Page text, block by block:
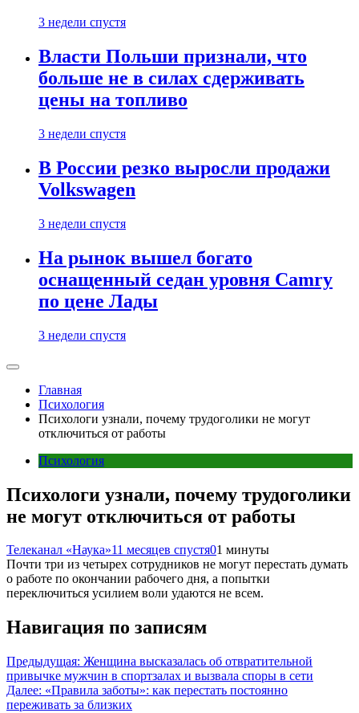
3 недели спустя
Власти Польши признали, что
больше не в силах сдерживать
цены на топливо
3 недели спустя
В России резко выросли продажи
Volkswagen
3 недели спустя
На рынок вышел богато
оснащенный седан уровня Camry
по цене Лады
3 недели спустя
Главная
Психология
Психологи узнали, почему трудоголики не могут
отключиться от работы
Психология
Психологи узнали, почему трудоголики
не могут отключиться от работы
Телеканал «Наука»11 месяцев спустя01 минуты
Почти три из четырех сотрудников не могут перестать думать
о работе по окончании рабочего дня, а попытки
переключиться усилием воли удаются не всем.
Навигация по записям
Предыдущая: Женщина высказалась об отвратительной
привычке мужчин в спортзалах и вызвала споры в сети
Далее: «Правила заботы»: как перестать постоянно
переживать за близких